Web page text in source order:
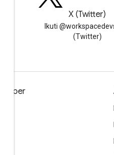
X (Twitter)
Ikuti
(Twitter)